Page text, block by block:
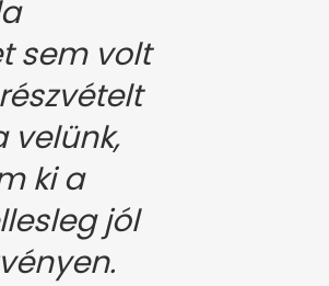
sem volt
velünk,
ki a
jól